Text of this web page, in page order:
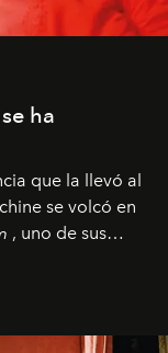
ha
que la llevó al
se volcó en
, uno de sus